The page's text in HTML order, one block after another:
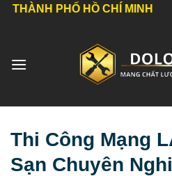
Bỏ
dung
HỒ CHÍ MINH
Thi Công Mạng
Sạn Chuyên